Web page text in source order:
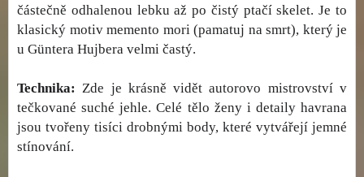
částečně odhalenou lebku až po čistý ptačí skelet. Je to
klasický motiv memento mori (pamatuj na smrt), který je
u Güntera Hujbera velmi častý.
Technika: Zde je krásně vidět autorovo mistrovství v
tečkované suché jehle. Celé tělo ženy i detaily havrana
jsou tvořeny tisíci drobnými body, které vytvářejí jemné
stínování.